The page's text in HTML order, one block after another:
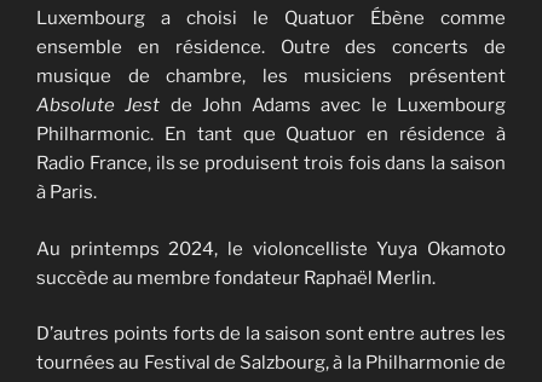
Luxembourg a choisi le Quatuor Ébène comme
ensemble en résidence. Outre des concerts de
musique de chambre, les musiciens présentent
Absolute Jest de John Adams avec le Luxembourg
Philharmonic. En tant que Quatuor en résidence à
Radio France, ils se produisent trois fois dans la saison
à Paris.
Au printemps 2024, le violoncelliste Yuya Okamoto
succède au membre fondateur Raphaël Merlin.
D’autres points forts de la saison sont entre autres les
tournées au Festival de Salzbourg, à la Philharmonie de